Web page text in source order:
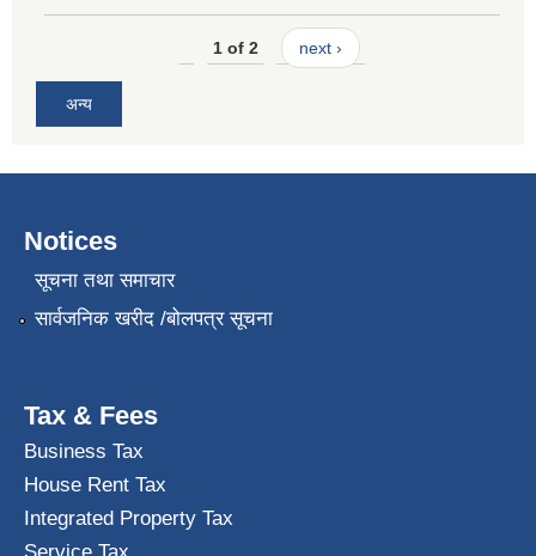
1 of 2 next ›
अन्य
Notices
सूचना तथा समाचार
सार्वजनिक खरीद /बोलपत्र सूचना
Tax & Fees
Business Tax
House Rent Tax
Integrated Property Tax
Service Tax